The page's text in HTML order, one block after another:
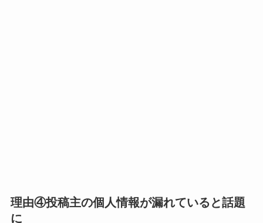
理由④投稿主の個人情報が漏れていると話題
に